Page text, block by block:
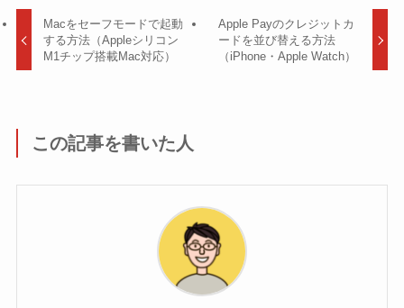
Macをセーフモードで起動
する方法（Appleシリコン
M1チップ搭載Mac対応）
Apple Payのクレジットカ
ードを並び替える方法
（iPhone・Apple Watch）
この記事を書いた人